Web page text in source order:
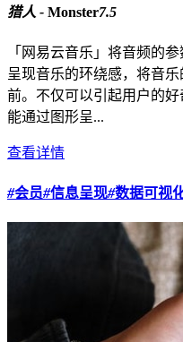
猎人 - Monster7.5
「网易云音乐」将音频的
呈现音乐的环绕感，将音
前。不仅可以引起用户的
能通过图形呈...
查看详情
#会员#信息呈现#数据可视